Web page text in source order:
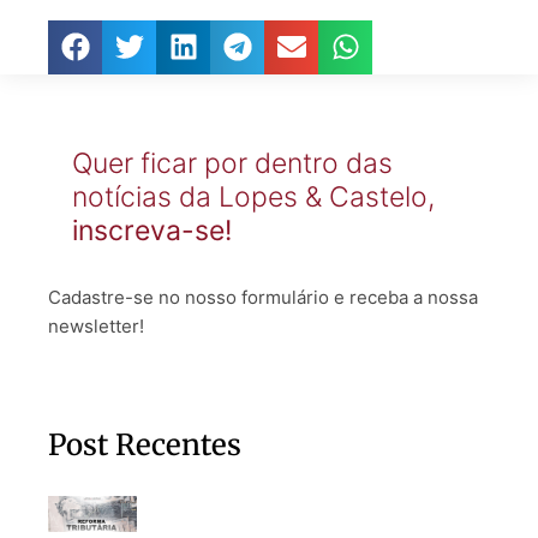
Quer ficar por dentro das
notícias da Lopes & Castelo,
inscreva-se!
Cadastre-se no nosso formulário e receba a nossa
newsletter!
Post Recentes